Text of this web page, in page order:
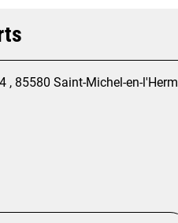
, 85580 Saint-Michel-en-l'Herm